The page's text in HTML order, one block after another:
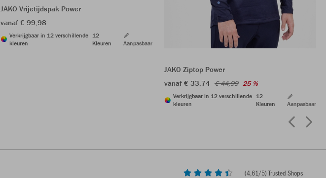
JAKO Vrijetijdspak Power
vanaf € 99,98
Verkrijgbaar in 12 verschillende
kleuren
12
Kleuren
Aanpasbaar
JAKO Ziptop Power
vanaf € 33,74 € 44,99 25 %
Verkrijgbaar in 12 verschillende
kleuren
12
Kleuren
Aanpasbaar
(4,61/5) Trusted Shops